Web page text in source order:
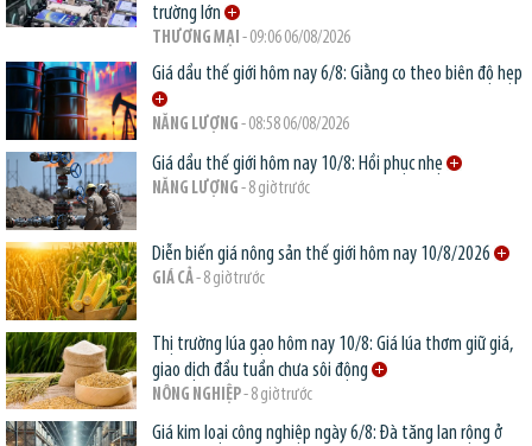
trường lớn
THƯƠNG MẠI - 09:06 06/08/2026
Giá dầu thế giới hôm nay 6/8: Giằng co theo biên độ hẹp
NĂNG LƯỢNG - 08:58 06/08/2026
Giá dầu thế giới hôm nay 10/8: Hồi phục nhẹ
NĂNG LƯỢNG - 8 giờ trước
Diễn biến giá nông sản thế giới hôm nay 10/8/2026
GIÁ CẢ- 8 giờ trước
Thị trường lúa gạo hôm nay 10/8: Giá lúa thơm giữ giá,
giao dịch đầu tuần chưa sôi động
NÔNG NGHIỆP- 8 giờ trước
Giá kim loại công nghiệp ngày 6/8: Đà tăng lan rộng ở